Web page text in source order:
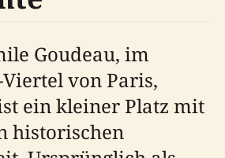
Goudeau, im
von Paris,
ein kleiner Platz mit
historischen